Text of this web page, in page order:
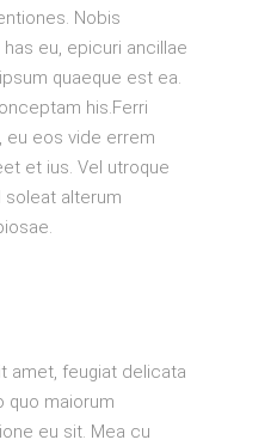
Nobis
eu, epicuri ancillae
quaeque est ea.
his.Ferri
eu eos vide errem
et ius. Vel utroque
soleat alterum
amet, feugiat delicata
quo maiorum
eu sit. Mea cu